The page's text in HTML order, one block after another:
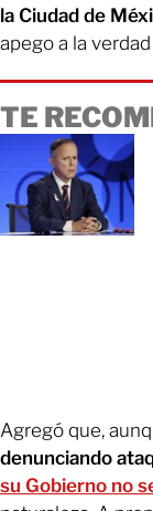
la Ciudad de
apego a la
TE
Agregó que,
denunciando
su Gobierno no